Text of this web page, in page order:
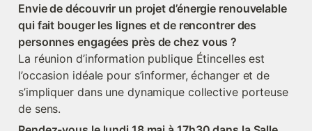
Envie de découvrir un projet d’énergie renouvelable
qui fait bouger les lignes et de rencontrer des
personnes engagées près de chez vous ?
La réunion d’information publique Étincelles est
l’occasion idéale pour s’informer, échanger et de
s’impliquer dans une dynamique collective porteuse
de sens.